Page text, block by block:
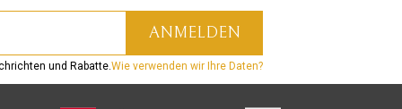
und Rabatte.Wie verwenden wir Ihre Daten?